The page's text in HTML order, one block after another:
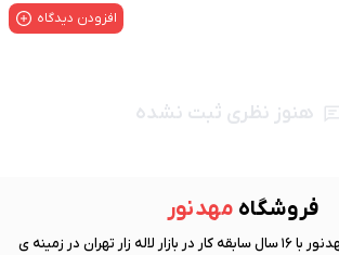
افزودن دیدگاه
هنوز نظری ثبت نشده
فروشگاه مهد نور
نور
با 16 سال سابقه کار در بازار لاله زار تهران در زمینه ی